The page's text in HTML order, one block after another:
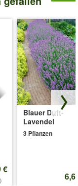
€
Blauer Duft-
Lavendel
3 Pflanzen